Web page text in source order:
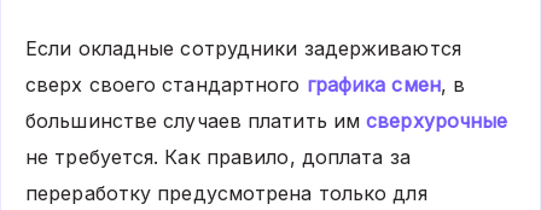
Если окладные сотрудники задерживаются
сверх своего стандартного графика смен, в
большинстве случаев платить имсверхурочные
не требуется. Как правило, доплата за
переработку предусмотрена только для